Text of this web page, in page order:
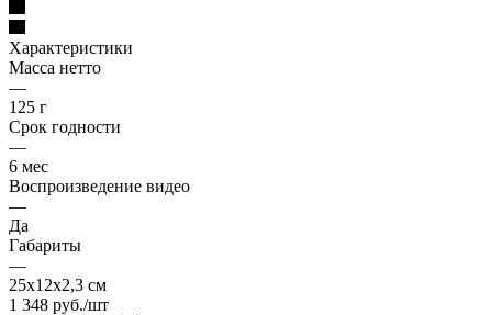
Характеристики
Масса нетто
—
125 г
Срок годности
—
6 мес
Воспроизведение видео
—
Да
Габариты
—
25х12х2,3 см
1 348 руб./шт